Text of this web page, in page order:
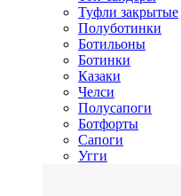
Туфли закрытые
Полуботинки
Ботильоны
Ботинки
Казаки
Челси
Полусапоги
Ботфорты
Сапоги
Угги